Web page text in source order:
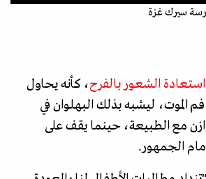
سيرك غزة
استعادة الشعور بالفرح، كأنه يحاول
الموت، ليشبه بذلك البهلوان في
مع الطبيعة، حينما يقف على
الجمهور.